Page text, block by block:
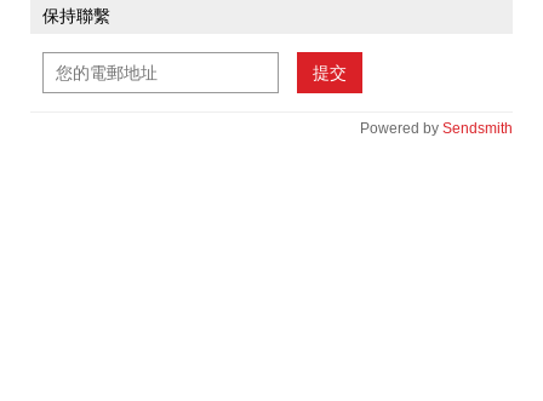
保持聯繫
提交
Powered by Sendsmith